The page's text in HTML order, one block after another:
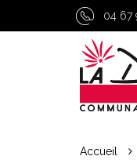
Gestion des traceurs
04 67
Accueil